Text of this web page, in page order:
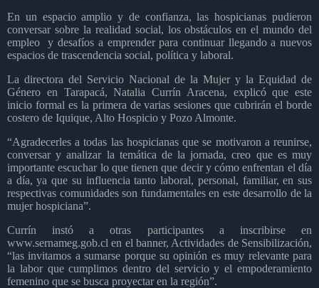
En un espacio amplio y de confianza, las hospicianas pudieron
conversar sobre la realidad social, los obstáculos en el mundo del
empleo
y desafíos a emprender para continuar llegando a nuevos
espacios de trascendencia social, política y laboral.
La directora del Servicio Nacional de la Mujer y la Equidad de
Género en Tarapacá, Natalia Currín Aracena, explicó que este
inicio formal es la primera de varias sesiones que cubrirán el borde
costero de Iquique, Alto Hospicio y Pozo Almonte.
“Agradecerles a todas las hospicianas que se motivaron a reunirse,
conversar y analizar la temática de la jornada, creo que es muy
importante escuchar lo que tienen que decir y cómo enfrentan el día
a día, ya que su influencia tanto laboral, personal, familiar, en sus
respectivas comunidades son fundamentales en este desarrollo de la
mujer hospiciana”.
Currín instó a otras participantes a inscribirse en
www.sernameg.gob.cl en el banner, Actividades de Sensibilización,
“las invitamos a sumarse porque su opinión es muy relevante para
la labor que cumplimos dentro del servicio y el empoderamiento
femenino que se busca proyectar en la región”.